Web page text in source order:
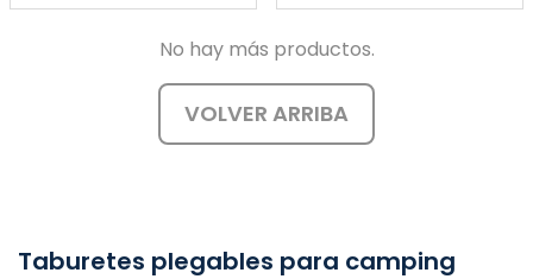
No hay más productos.
VOLVER ARRIBA
Taburetes plegables para camping